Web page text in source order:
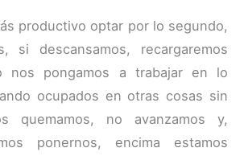
productivo optar por lo segundo,
si descansamos, recargaremos
nos pongamos a trabajar en lo
ocupados en otras cosas sin
quemamos, no avanzamos y,
ponernos, encima estamos